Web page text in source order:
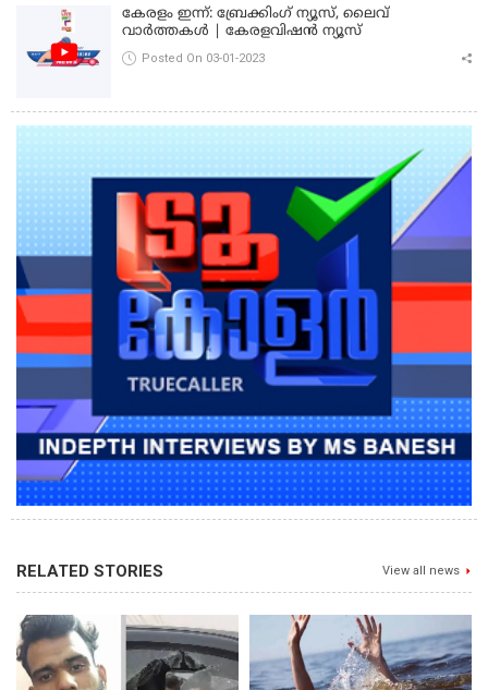
കേരളം ഇന്ന്: ബ്രേക്കിംഗ് ന്യൂസ്, ലൈവ്
വാർത്തകൾ | കേരളവിഷൻ ന്യൂസ്
Posted On 03-01-2023
RELATED STORIES View all news